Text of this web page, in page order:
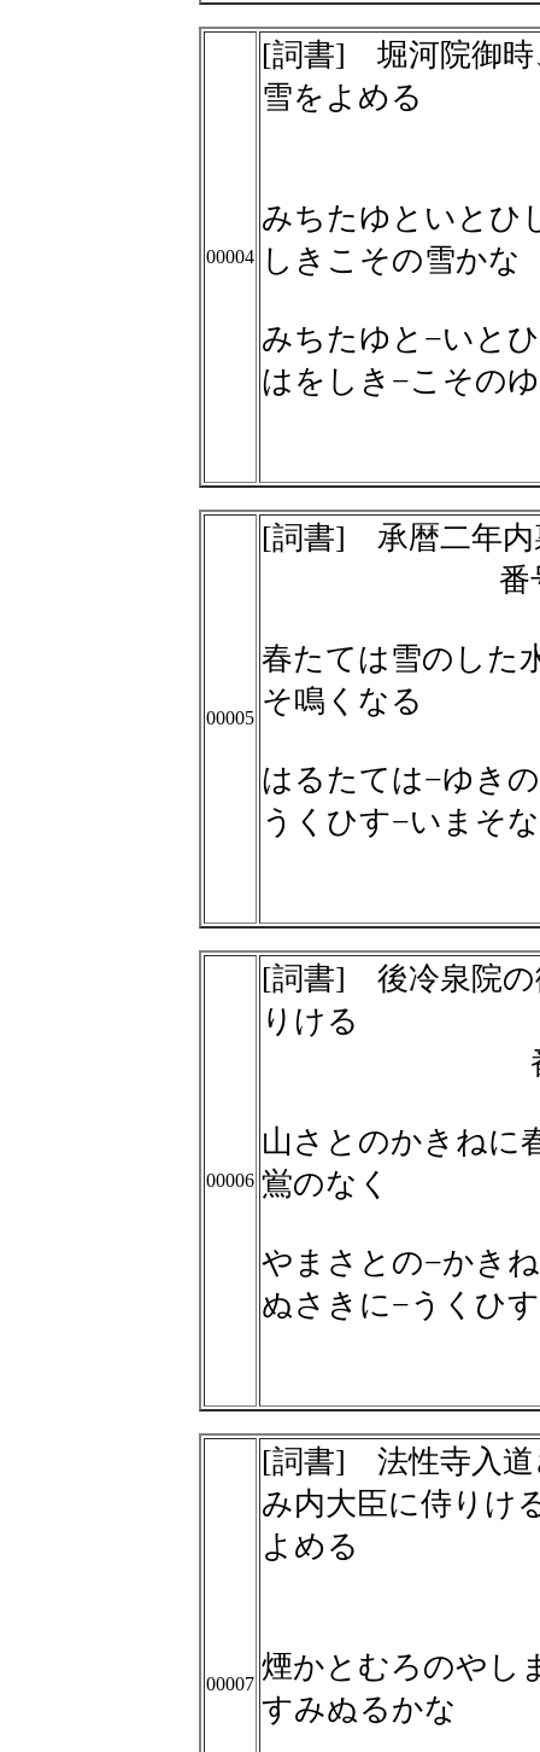
00004
[詞書] 堀河院御時
雪をよめる
みちたゆといとひ
しきこその雪かな
みちたゆと−いと
はをしき−こその
00005
[詞書] 承暦二年内
春たては雪のした
そ鳴くなる
はるたては−ゆき
うくひす−いまそ
00006
[詞書] 後冷泉院の
りける
山さとのかきねに
鴬のなく
やまさとの−かき
ぬさきに−うくひ
00007
[詞書] 法性寺入道
み内大臣に侍りけ
よめる
煙かとむろのやし
すみぬるかな